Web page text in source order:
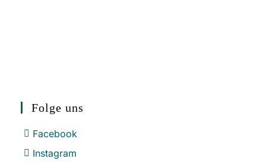
Folge uns
Facebook
Instagram